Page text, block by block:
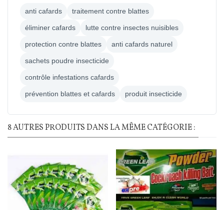
anti cafards traitement contre blattes
éliminer cafards lutte contre insectes nuisibles
protection contre blattes anti cafards naturel
sachets poudre insecticide
contrôle infestations cafards
prévention blattes et cafards produit insecticide
8 AUTRES PRODUITS DANS LA MÊME CATÉGORIE :